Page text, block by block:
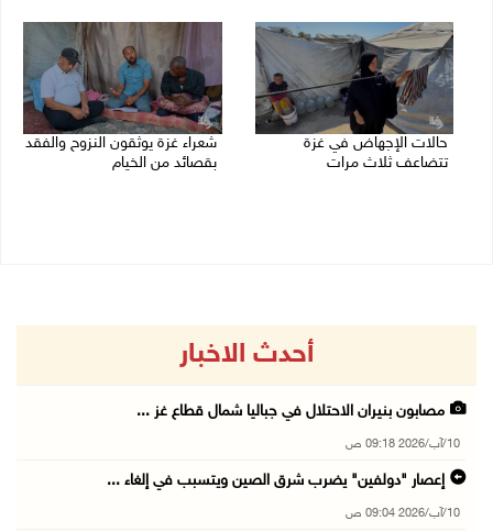
حالات الإجهاض في غزة
تتضاعف ثلاث مرات
شعراء غزة يوثقون النزوح والفقد
بقصائد من الخيام
أحدث الاخبار
مصابون بنيران الاحتلال في جباليا شمال قطاع غز ...
10/آب/2026 09:18 ص
إعصار "دولفين" يضرب شرق الصين ويتسبب في إلغاء ...
10/آب/2026 09:04 ص